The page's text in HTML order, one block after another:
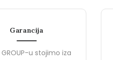
Garancija
GROUP-u stojimo iza